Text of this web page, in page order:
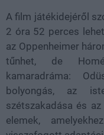
A film játékidejéről
2 óra 52 perces
az Oppenheimer
tűnhet, de
kamaradráma:
bolyongás, az
szétszakadása és
elemek,